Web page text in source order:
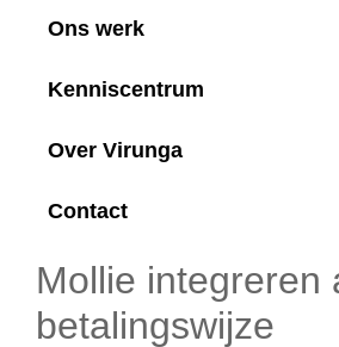
Ons werk
Kenniscentrum
Over Virunga
Contact
Mollie integreren
betalingswijze